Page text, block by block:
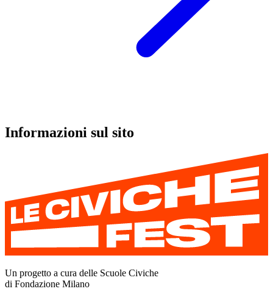
Informazioni sul sito
Un progetto a cura delle Scuole Civiche
di Fondazione Milano